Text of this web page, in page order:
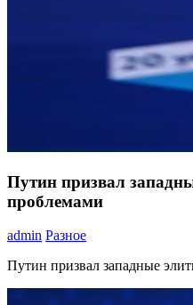
Путин призвал
проблемами
admin Разное
Путин призвал западные